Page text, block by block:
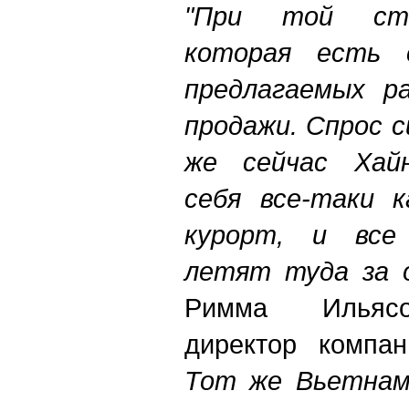
"При той
которая есть
предлагаемых
продажи. Спрос
же сейчас
себя все-таки
курорт, и все
летят туда за
Римма
директор
Тот же